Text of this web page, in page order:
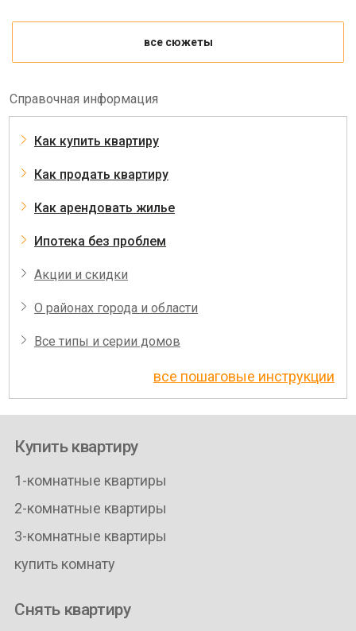
все сюжеты
Справочная информация
Как купить квартиру
Как продать квартиру
Как арендовать жилье
Ипотека без проблем
Акции и скидки
О районах города и области
Все типы и серии домов
все пошаговые инструкции
Купить квартиру
1-комнатные квартиры
2-комнатные квартиры
3-комнатные квартиры
купить комнату
Снять квартиру